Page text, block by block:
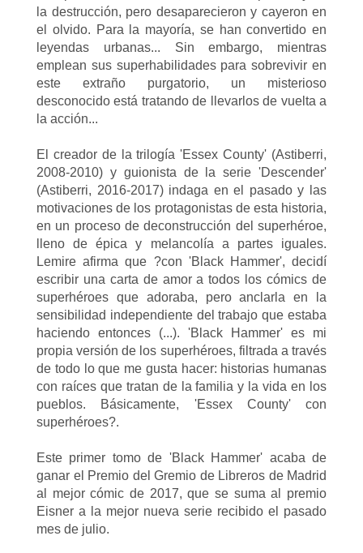
la destrucción, pero desaparecieron y cayeron en
el olvido. Para la mayoría, se han convertido en
leyendas urbanas... Sin embargo, mientras
emplean sus superhabilidades para sobrevivir en
este extraño purgatorio, un misterioso
desconocido está tratando de llevarlos de vuelta a
la acción...
El creador de la trilogía 'Essex County' (Astiberri,
2008-2010) y guionista de la serie 'Descender'
(Astiberri, 2016-2017) indaga en el pasado y las
motivaciones de los protagonistas de esta historia,
en un proceso de deconstrucción del superhéroe,
lleno de épica y melancolía a partes iguales.
Lemire afirma que ?con 'Black Hammer', decidí
escribir una carta de amor a todos los cómics de
superhéroes que adoraba, pero anclarla en la
sensibilidad independiente del trabajo que estaba
haciendo entonces (...). 'Black Hammer' es mi
propia versión de los superhéroes, filtrada a través
de todo lo que me gusta hacer: historias humanas
con raíces que tratan de la familia y la vida en los
pueblos. Básicamente, 'Essex County' con
superhéroes?.
Este primer tomo de 'Black Hammer' acaba de
ganar el Premio del Gremio de Libreros de Madrid
al mejor cómic de 2017, que se suma al premio
Eisner a la mejor nueva serie recibido el pasado
mes de julio.